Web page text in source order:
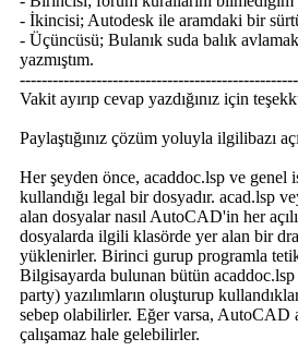
- İkincisi; Autodesk ile aramdaki bir
- Üçüncüsü; Bulanık suda balık
yazmıştım.
Vakit ayırıp cevap yazdığınız için
Paylaştığınız çözüm yoluyla ilgilibazı
Her şeyden önce, acaddoc.lsp ve
kullandığı legal bir dosyadır. acad.lsp
alan dosyalar nasıl AutoCAD'in her
dosyalarda ilgili klasörde yer alan bir
yüklenirler. Birinci gurup programla
Bilgisayarda bulunan bütün
party) yazılımların oluşturup
sebep olabilirler. Eğer varsa, AutoCAD
çalışamaz hale gelebilirler.